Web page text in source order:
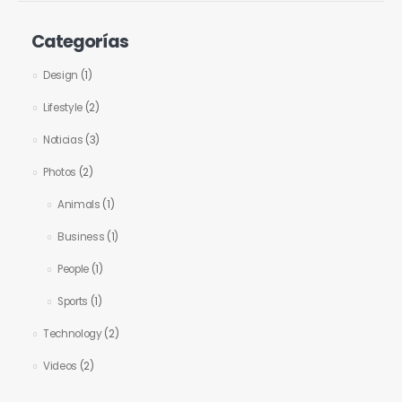
Categorías
Design (1)
Lifestyle(2)
Noticias (3)
Photos (2)
Animals (1)
Business (1)
People(1)
Sports (1)
Technology(2)
Videos (2)